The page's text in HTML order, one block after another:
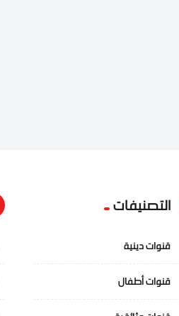
التصنيفات
قنوات دينية
قنوات أطفال